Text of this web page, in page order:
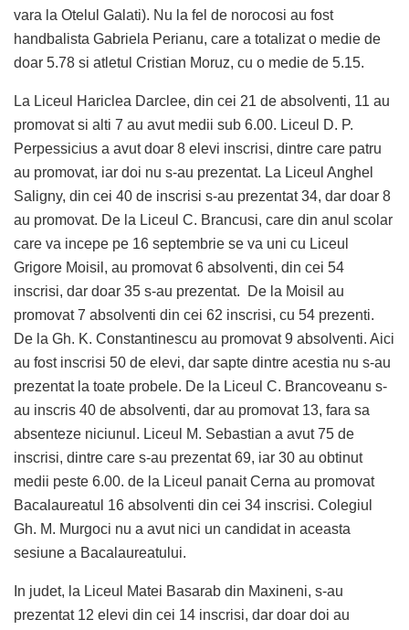
vara la Otelul Galati). Nu la fel de norocosi au fost
handbalista Gabriela Perianu, care a totalizat o medie de
doar 5.78 si atletul Cristian Moruz, cu o medie de 5.15.
La Liceul Hariclea Darclee, din cei 21 de absolventi, 11 au
promovat si alti 7 au avut medii sub 6.00. Liceul D. P.
Perpessicius a avut doar 8 elevi inscrisi, dintre care patru
au promovat, iar doi nu s-au prezentat. La Liceul Anghel
Saligny, din cei 40 de inscrisi s-au prezentat 34, dar doar 8
au promovat. De la Liceul C. Brancusi, care din anul scolar
care va incepe pe 16 septembrie se va uni cu Liceul
Grigore Moisil, au promovat 6 absolventi, din cei 54
inscrisi, dar doar 35 s-au prezentat. De la Moisil au
promovat 7 absolventi din cei 62 inscrisi, cu 54 prezenti.
De la Gh. K. Constantinescu au promovat 9 absolventi. Aici
au fost inscrisi 50 de elevi, dar sapte dintre acestia nu s-au
prezentat la toate probele. De la Liceul C. Brancoveanu s-
au inscris 40 de absolventi, dar au promovat 13, fara sa
absenteze niciunul. Liceul M. Sebastian a avut 75 de
inscrisi, dintre care s-au prezentat 69, iar 30 au obtinut
medii peste 6.00. de la Liceul panait Cerna au promovat
Bacalaureatul 16 absolventi din cei 34 inscrisi. Colegiul
Gh. M. Murgoci nu a avut nici un candidat in aceasta
sesiune a Bacalaureatului.
In judet, la Liceul Matei Basarab din Maxineni, s-au
prezentat 12 elevi din cei 14 inscrisi, dar doar doi au